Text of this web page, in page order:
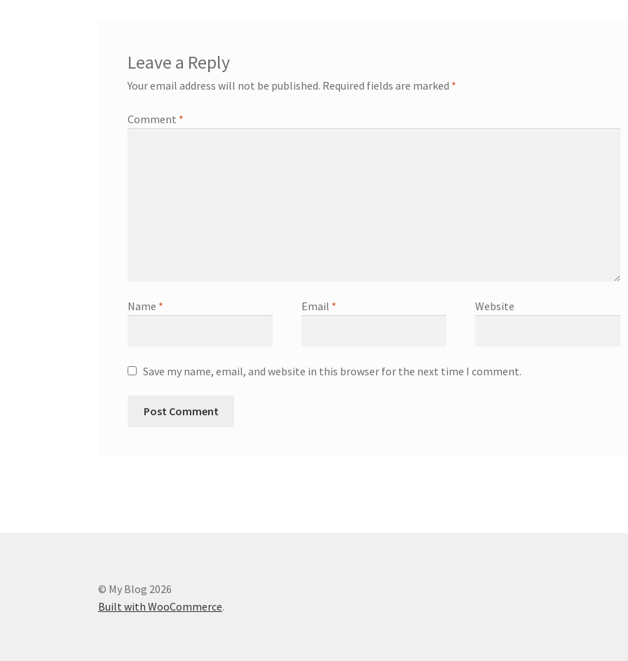
Leave a Reply
Your email address will not be published. Required fields are marked *
Comment *
Name * Email * Website
Save my name, email, and website in this browser for the next time I comment.
© My Blog 2026
Built with WooCommerce.